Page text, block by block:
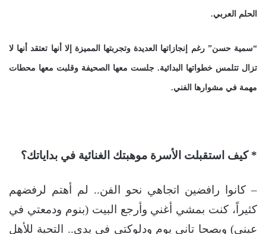
الحلم العربي.
“سمية حسن” رغم إنجازاتها العديدة وتجربتها المميزة إلا أنها تعتقد أنها لا
تزال تتلمس خطواتها البدائية. جلست معها الصحيفة وقلبت معها محطات
مهمة في مشوارها الفني.
* كيف استقبلت الأسرة موهبتك الغنائية في بداياتك؟
– كانوا رافضين اتجاهي نحو الفن.. لم أهتم لرفضهم
كثيراً، كنت بمشي أغني وأرجع البيت (بنوم ودمعتي في
عيني) وبصحا تاني يوم ودلوكتي في يدي.. التحية للأهل